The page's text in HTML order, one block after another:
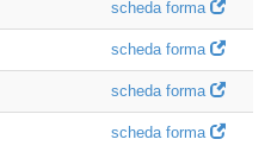
scheda forma
scheda forma
scheda forma
scheda forma